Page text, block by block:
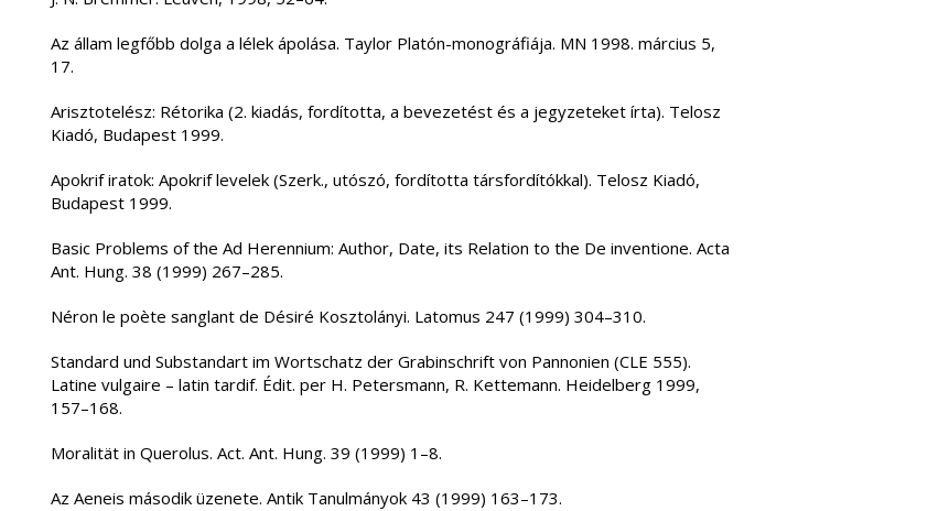
Az állam legfőbb dolga a lélek ápolása. Taylor Platón-monográfiája. MN 1998. március 5,
17.
Arisztotelész: Rétorika (2. kiadás, fordította, a bevezetést és a jegyzeteket írta). Telosz
Kiadó, Budapest 1999.
Apokrif iratok: Apokrif levelek (Szerk., utószó, fordította társfordítókkal). Telosz Kiadó,
Budapest 1999.
Basic Problems of the Ad Herennium: Author, Date, its Relation to the De inventione. Acta
Ant. Hung. 38 (1999) 267–285.
Néron le poète sanglant de Désiré Kosztolányi. Latomus 247 (1999) 304–310.
Standard und Substandart im Wortschatz der Grabinschrift von Pannonien (CLE 555).
Latine vulgaire – latin tardif. Édit. per H. Petersmann, R. Kettemann. Heidelberg 1999,
157–168.
Moralität in Querolus. Act. Ant. Hung. 39 (1999) 1–8.
Az Aeneis második üzenete. Antik Tanulmányok 43 (1999) 163–173.